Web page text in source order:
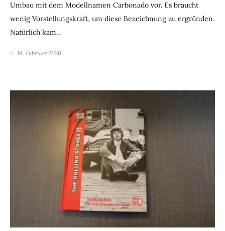
Umbau mit dem Modellnamen Carbonado vor. Es braucht
wenig Vorstellungskraft, um diese Bezeichnung zu ergründen.
Natürlich kam…
18. Februar 2026